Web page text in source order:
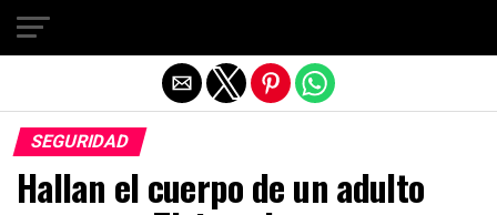
SEGURIDAD
Hallan el cuerpo de un adulto